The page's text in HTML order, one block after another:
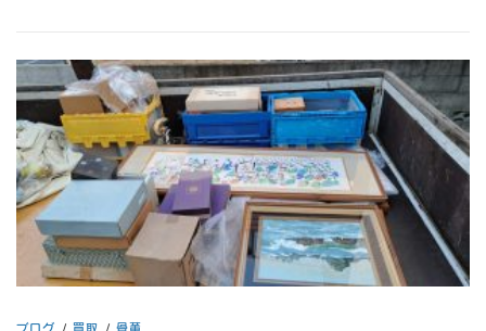
ブログ /買取 /骨董